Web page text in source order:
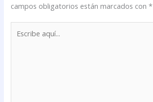
campos obligatorios están marcados con*
aquí...